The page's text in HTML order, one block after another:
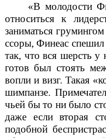
«В молодости
относиться к
заниматься
ссоры, Финеас
так, что вся шерсть у
готов был стоять
вопли и визг. Такая
шимпанзе.
чьей бы то ни было
даже если вторая
подобной